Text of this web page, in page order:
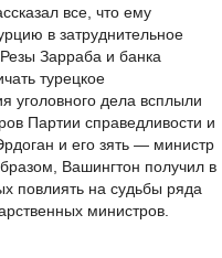
все, что ему
в затруднительное
Зарраба и банка
турецкое
уголовного дела всплыли
Партии справедливости и
и его зять — министр
Вашингтон получил в
повлиять на судьбы ряда
министров.